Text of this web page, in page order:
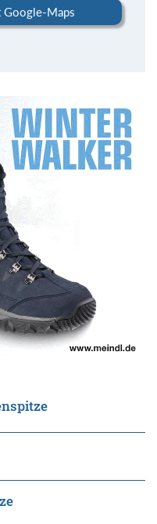
Google-Maps